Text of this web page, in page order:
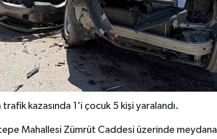
kazasında 1'i çocuk 5 kişi yaralandı.
Mahallesi Zümrüt Caddesi üzerinde meydana